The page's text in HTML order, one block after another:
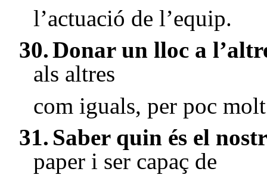
l’actuació de l’equip.
30.Donar un lloc a
als altres
com iguals, per poc
31. Saber quin és el
paper i ser capaç de